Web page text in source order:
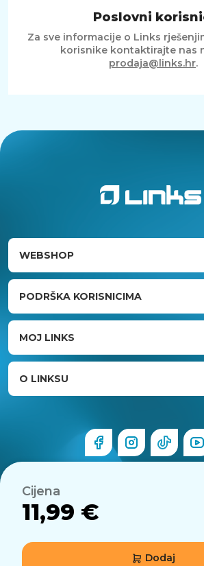
Cijena
11,99 €
Dodaj
Poslovni
Za sve informacije o Links
korisnike kontaktirajte nas
prodaja@links.hr.
WEBSHOP
PODRŠKA KORISNICIMA
MOJ LINKS
O LINKSU